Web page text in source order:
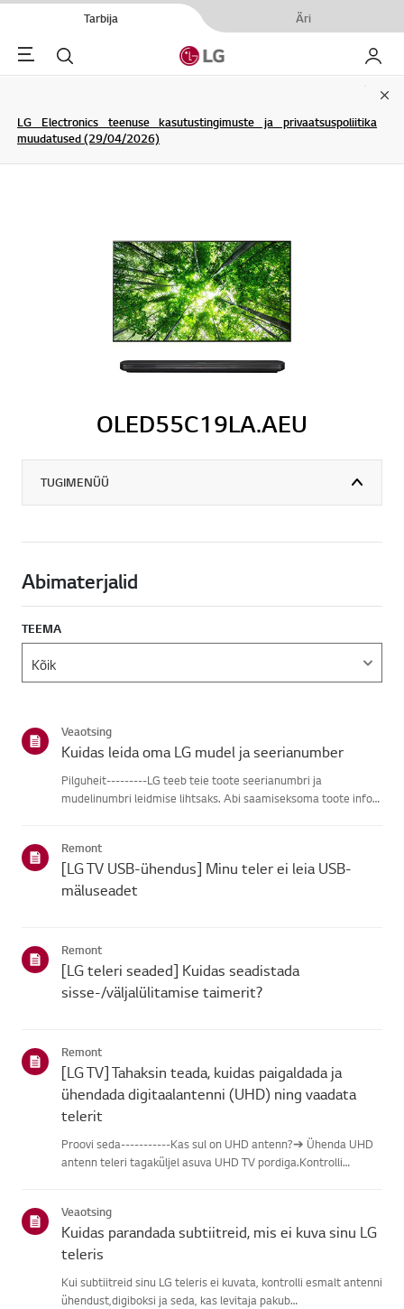
Tarbija Äri
Menu Otsi Minu
LG Electronics teenuse kasutustingimuste ja privaatsuspoliitika
muudatused (29/04/2026)
OLED55C19LA.AEU
TUGIMENÜÜ
Abimaterjalid
TEEMA
Veaotsing
Kuidas leida oma LG mudel ja seerianumber
Pilguheit---------LG teeb teie toote seerianumbri ja
mudelinumbri leidmise lihtsaks. Abi saamiseksoma toote info
võiva...
Remont
[LG TV USB-ühendus] Minu teler ei leia USB-
mäluseadet
Remont
[LG teleri seaded] Kuidas seadistada
sisse-/väljalülitamise taimerit?
Remont
[LG TV] Tahaksin teada, kuidas paigaldada ja
ühendada digitaalantenni (UHD) ning vaadata
telerit
Proovi seda-----------Kas sul on UHD antenn?➔ Ühenda UHD
antenn teleri tagaküljel asuva UHD TV pordiga.Kontrolli
signaali, j...
Veaotsing
Kuidas parandada subtiitreid, mis ei kuva sinu LG
teleris
Kui subtiitreid sinu LG teleris ei kuvata, kontrolli esmalt antenni
ühendust,digiboksi ja seda, kas levitaja pakub